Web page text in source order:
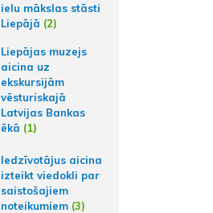
ielu mākslas stāsti
Liepājā (2)
Liepājas muzejs
aicina uz
ekskursijām
vēsturiskajā
Latvijas Bankas
ēkā (1)
Iedzīvotājus aicina
izteikt viedokli par
saistošajiem
noteikumiem (3)